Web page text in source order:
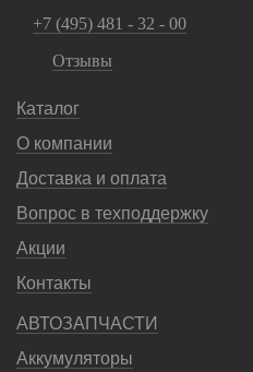
+7 (495) 481 - 32 - 00
Отзывы
Каталог
О компании
Доставка и оплата
Вопрос в техподдержку
Акции
Контакты
АВТОЗАПЧАСТИ
Аккумуляторы